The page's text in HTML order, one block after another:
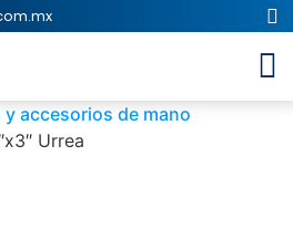
y accesorios de mano
Urrea